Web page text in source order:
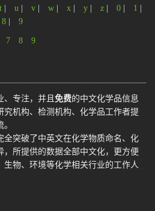
t u v w x y z 0 1
8 9
7 8 9
、专注，并且 免费的中文化学品信息
究机构、检测机构、化学品工作者提
全突破了中英文在化学物质命名、化
，所提供的数据全部中文化，更方便
生物、环境等化学相关行业的工作人